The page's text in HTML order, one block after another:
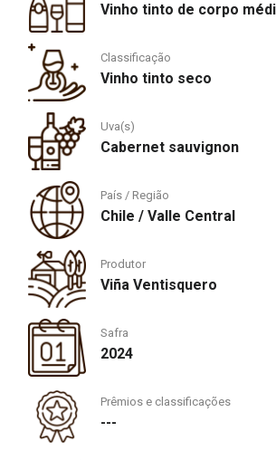
Vinho tinto de
Classificação
Vinho tinto
Uva(s)
Cabernet sauvignon
País / Região
Chile / Valle Central
Produtor
Viña Ventisquero
Safra
2024
Prêmios e classificações
---